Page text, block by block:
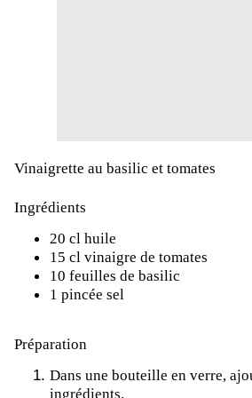
Vinaigrette au basilic et tomates
Ingrédients
20 cl huile
15 cl vinaigre de tomates
10 feuilles de basilic
1 pincée sel
Préparation
Dans une bouteille en verre,
ingrédients.